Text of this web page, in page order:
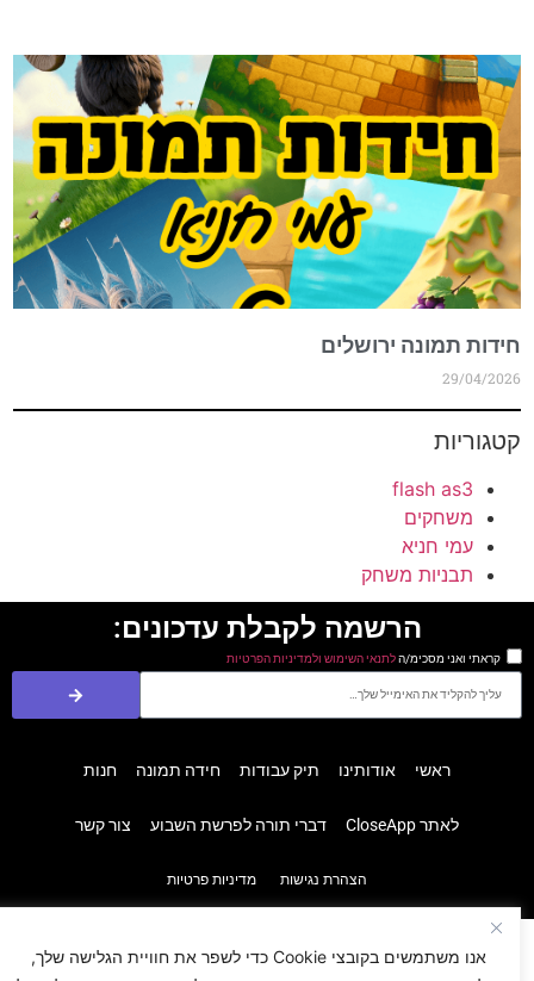
אנו משתמשים בקובצי Cookie כדי לשפר את חוויית הגלישה שלך,
חידות תמונה ירושלים
29/04/2026
קטגוריות
flash as3
משחקים
עמי חניא
תבניות משחק
הרשמה לקבלת עדכונים:
קראתי ואני מסכימ/הלתנאי השימוש ולמדיניות הפרטיות
ראשי אודותינו תיק עבודות חידה תמונה חנות
לאתר CloseApp דברי תורה לפרשת השבוע צור קשר
הצהרת נגישות מדיניות פרטיות